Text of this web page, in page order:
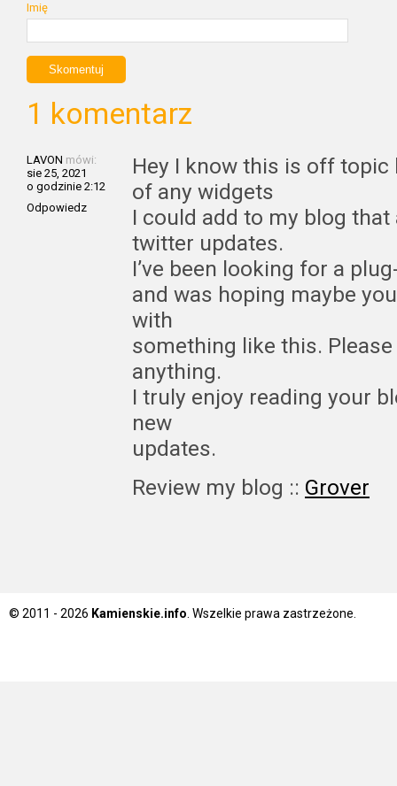
Imię
1 komentarz
LAVON mówi:
sie 25, 2021
o godzinie 2:12
Odpowiedz
Hey I know this is off
of any widgets
I could add to my blog
twitter updates.
I’ve been looking for a
and was hoping maybe
with
something like this.
anything.
I truly enjoy reading your
new
updates.
Review my blog :: Grover
© 2011 - 2026 Kamienskie.info . Wszelkie prawa zastrzeżone.